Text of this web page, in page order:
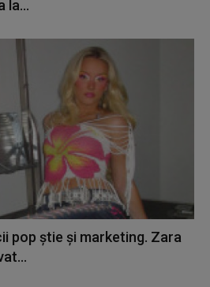
la...
pop știe și marketing. Zara